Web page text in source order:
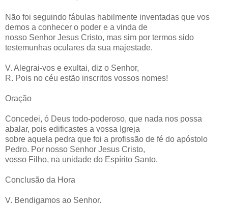
Não foi seguindo fábulas habilmente inventadas que vos
demos a conhecer o poder e a vinda de
nosso Senhor Jesus Cristo, mas sim por termos sido
testemunhas oculares da sua majestade.
V. Alegrai-vos e exultai, diz o Senhor,
R. Pois no céu estão inscritos vossos nomes!
Oração
Concedei, ó Deus todo-poderoso, que nada nos possa
abalar, pois edificastes a vossa Igreja
sobre aquela pedra que foi a profissão de fé do apóstolo
Pedro. Por nosso Senhor Jesus Cristo,
vosso Filho, na unidade do Espírito Santo.
Conclusão da Hora
V. Bendigamos ao Senhor.